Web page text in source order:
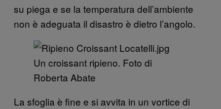
su piega e se la temperatura dell’ambiente
non è adeguata il disastro è dietro l’angolo.
Un croissant ripieno. Foto di
Roberta Abate
La sfoglia è fine e si avvita in un vortice di